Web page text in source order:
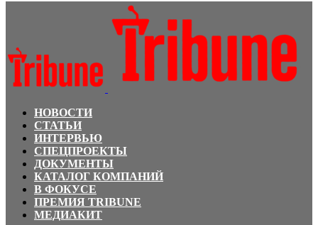
НОВОСТИ
СТАТЬИ
ИНТЕРВЬЮ
СПЕЦПРОЕКТЫ
ДОКУМЕНТЫ
КАТАЛОГ КОМПАНИЙ
В ФОКУСЕ
ПРЕМИЯ TRIBUNE
МЕДИАКИТ